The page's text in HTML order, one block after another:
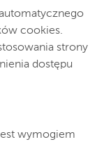
cookies.
strony
dostępu
wymogiem